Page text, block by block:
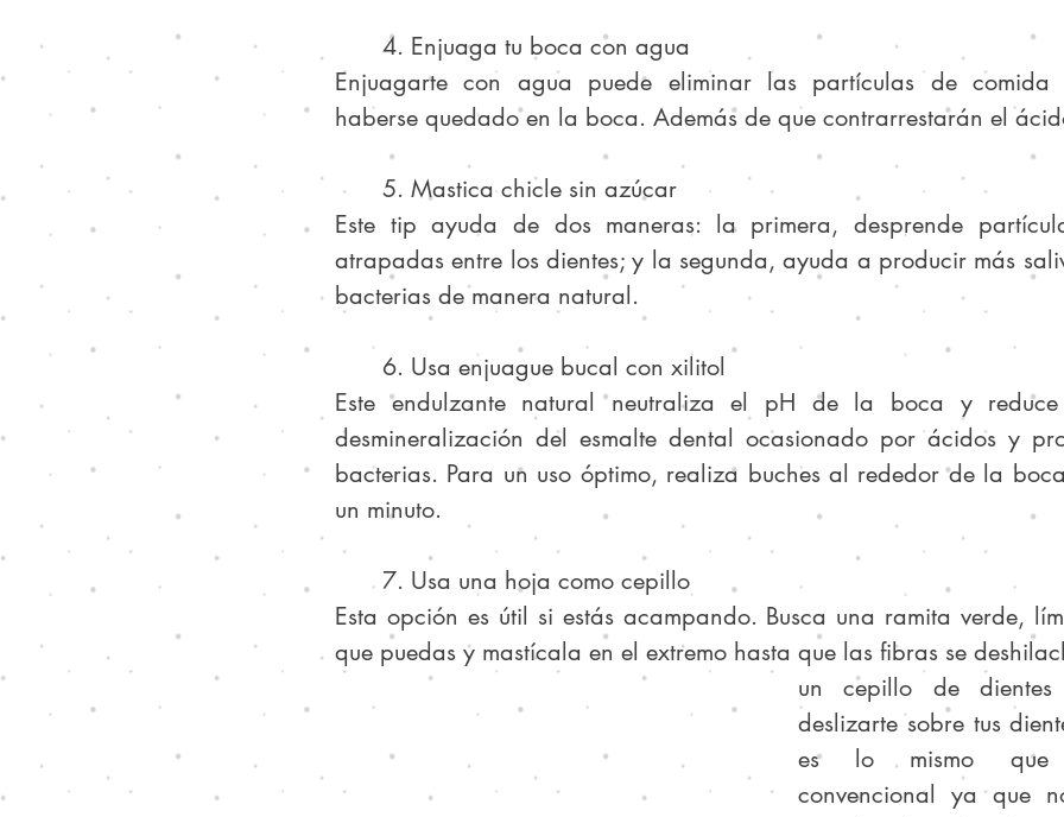
	4. Enjuaga tu boca con agua
Enjuagarte con agua puede eliminar las partículas de comida
haberse quedado en la boca. Además de que contrarrestarán el
	5. Mastica chicle sin azúcar
Este tip ayuda de dos maneras: la primera, desprende
atrapadas entre los dientes; y la segunda, ayuda a producir más
bacterias de manera natural.
	6. Usa enjuague bucal con xilitol
Este endulzante natural neutraliza el pH de la boca y
desmineralización del esmalte dental ocasionado por ácidos y
bacterias. Para un uso óptimo, realiza buches al rededor de la
un minuto.
	7. Usa una hoja como cepillo
Esta opción es útil si estás acampando. Busca una ramita verde,
que puedas y mastícala en el extremo hasta que las fibras se
un cepillo de
deslizarte sobre tus
es lo mismo que
convencional ya que